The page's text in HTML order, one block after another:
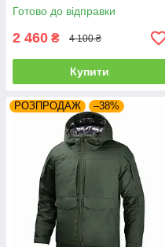
Готово до відправки
2 460 ₴ 4 100 ₴
Купити
РОЗПРОДАЖ –38%